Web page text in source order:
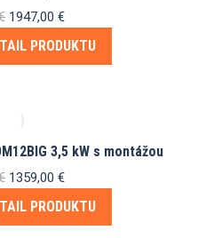
Pôvodná
cena
1947,00 €Aktuálna
cena
PRODUKTU
3,5 kW s montážou
Pôvodná
cena
1359,00 €Aktuálna
cena
PRODUKTU